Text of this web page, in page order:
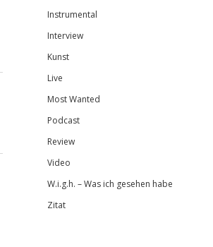
Instrumental
Interview
Kunst
Live
Most Wanted
Podcast
Review
Video
W.i.g.h. – Was ich gesehen habe
Zitat